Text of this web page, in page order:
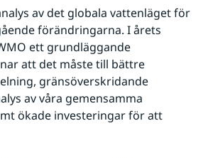
av det globala vattenläget för
förändringarna. I årets
ett grundläggande
att det måste till bättre
gränsöverskridande
av våra gemensamma
ökade investeringar för att